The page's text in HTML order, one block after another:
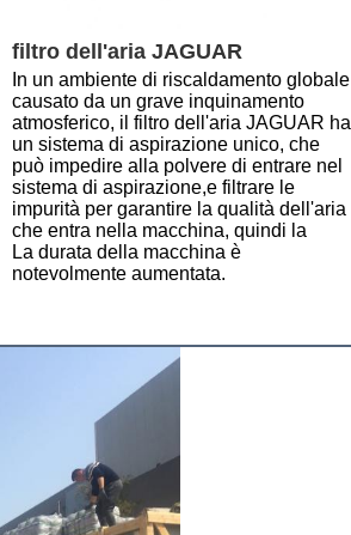
filtro dell'aria JAGUAR
In un ambiente di riscaldamento globale
causato da un grave inquinamento
atmosferico, il filtro dell'aria JAGUAR ha
un sistema di aspirazione unico, che
può impedire alla polvere di entrare nel
sistema di aspirazione,e filtrare le
impurità per garantire la qualità dell'aria
che entra nella macchina, quindi la
La durata della macchina è
notevolmente aumentata.